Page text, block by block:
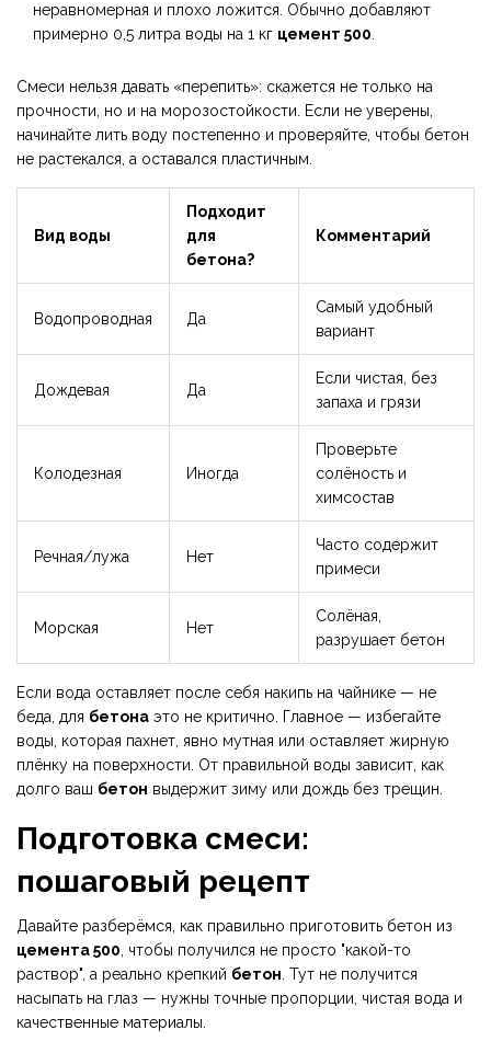
неравномерная и плохо ложится. Обычно добавляют
примерно 0,5 литра воды на 1 кг цемент 500.
Смеси нельзя давать «перепить»: скажется не только на
прочности, но и на морозостойкости. Если не уверены,
начинайте лить воду постепенно и проверяйте, чтобы бетон
не растекался, а оставался пластичным.
Вид воды
Подходит
для
бетона?
Комментарий
Водопроводная Да
Самый удобный
вариант
Дождевая Да
Если чистая, без
запаха и грязи
Колодезная Иногда
Проверьте
солёность и
химсостав
Речная/лужа Нет
Часто содержит
примеси
Морская Нет
Солёная,
разрушает бетон
Если вода оставляет после себя накипь на чайнике — не
беда, для бетона это не критично. Главное — избегайте
воды, которая пахнет, явно мутная или оставляет жирную
плёнку на поверхности. От правильной воды зависит, как
долго ваш бетон выдержит зиму или дождь без трещин.
Подготовка смеси:
пошаговый рецепт
Давайте разберёмся, как правильно приготовить бетон из
цемента 500, чтобы получился не просто "какой-то
раствор", а реально крепкий бетон. Тут не получится
насыпать на глаз — нужны точные пропорции, чистая вода и
качественные материалы.